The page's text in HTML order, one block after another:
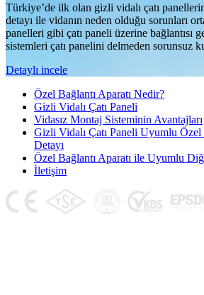
Türkiye’de ilk olan gizli vidalı çatı
detayı ile vidanın neden olduğu sorunları
panelleri gibi çatı paneli üzerine bağlantısı
sistemleri çatı panelini delmeden sorunsuz
Detaylı incele
Özel Bağlantı Aparatı Nedir?
Gizli Vidalı Çatı Paneli
Vidasız Montaj Sisteminin Avantajları
Gizli Vidalı Çatı Paneli Uyumlu Özel
Detayı
Özel Bağlantı Aparatı ile Uyumlu
İletişim